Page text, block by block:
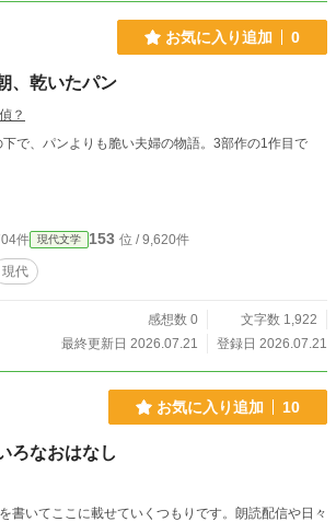
等、博愛を世にもたらすフランス革命を引き起こす原
お気に入り追加 0
乾いたパン
？
下で、パンよりも脆い夫婦の物語。3部作の1作目で
件 現代文学 153 位 / 9,620件
現代
感想数 0
文字数 1,922
最終更新日 2026.07.21
登録日 2026.07.21
お気に入り追加 10
ろなおはなし
書いてここに載せていくつもりです。朗読配信や日々